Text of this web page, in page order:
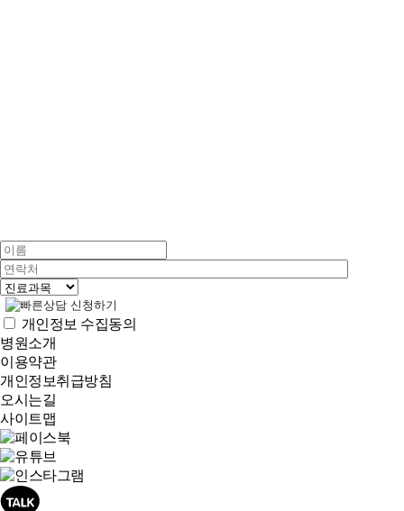
개인정보 수집동의
병원소개
이용약관
개인정보취급방침
오시는길
사이트맵